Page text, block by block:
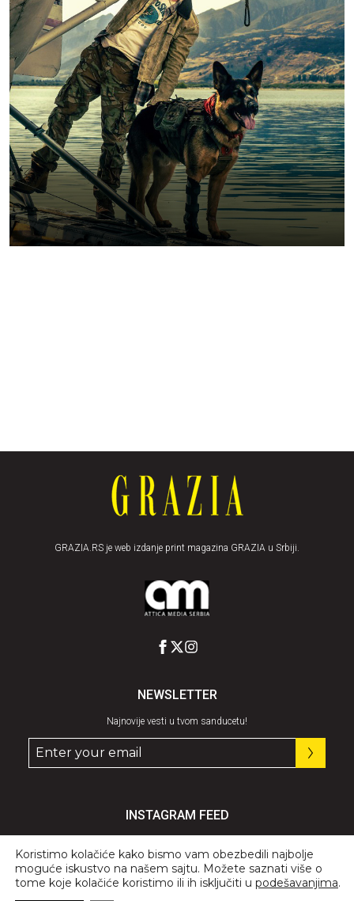
GRAZIA.RS je web izdanje print magazina GRAZIA u Srbiji.
NEWSLETTER
Najnovije vesti u tvom sanducetu!
INSTAGRAM FEED
Koristimo kolačiće kako bismo vam obezbedili najbolje
moguće iskustvo na našem sajtu. Možete saznati više o
tome koje kolačiće koristimo ili ih isključiti u podešavanjima.